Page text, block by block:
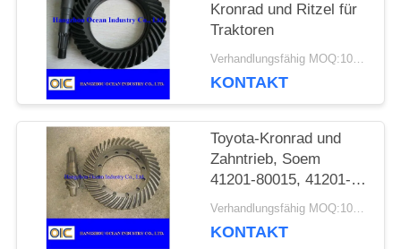
ZITAT
SITEMAP
PRIVACY
POLICY
Kronrad und Ritzel für
Traktoren
Verhandlungsfähig MOQ:100 Stück
KONTAKT
Toyota-Kronrad und
Zahntrieb, Soem
41201-80015, 41201-
39697, 41201-39495
Verhandlungsfähig MOQ:100 Stück
KONTAKT